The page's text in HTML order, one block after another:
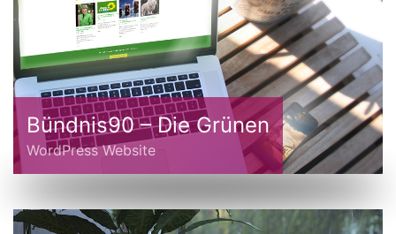
Bündnis90 – Die Grünen
WordPress Website